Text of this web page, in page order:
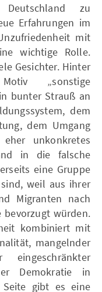
zu
Erfahrungen im
mit
wichtige Rolle.
Gesichter. Hinter
„sonstige
bunter Strauß an
dem
dem Umgang
unkonkretes
in die falsche
eine Gruppe
weil aus ihrer
Migranten nach
bevorzugt würden.
kombiniert mit
mangelnder
Demokratie in
Seite gibt es eine